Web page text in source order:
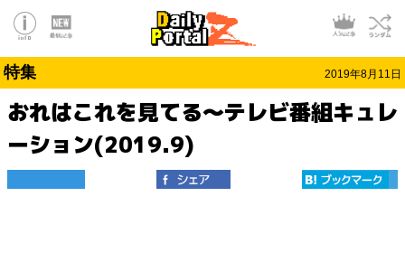
特集 2019年8月11日
おれはこれを見てる～テレビ番組キュレ
ーション(2019.9)